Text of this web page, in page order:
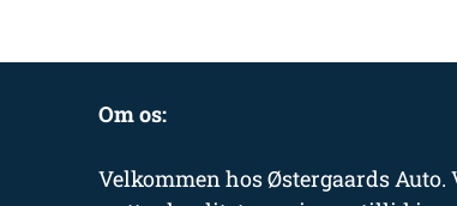
Om os:
Velkommen hos Østergaards Auto.